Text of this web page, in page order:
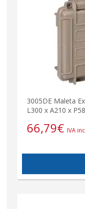
3005DE Maleta
L300 x A210 x P58
66,79€ IVA